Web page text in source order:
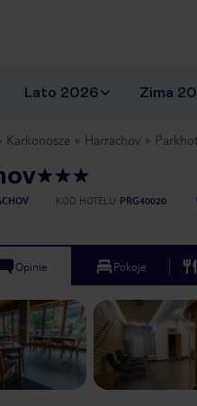
Lato 2026 Zima
Karkonosze Harrachov
KOD HOTELU PRG40020
Opinie Pokoje